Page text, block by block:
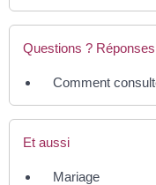
Questions ?
Comment
Et aussi
Mariage